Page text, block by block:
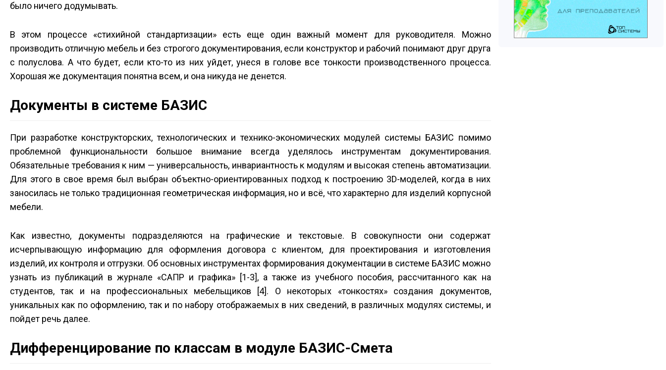
было ничего додумывать.
В этом процессе «стихийной стандартизации» есть еще один важный момент для руководителя. Можно
производить отличную мебель и без строгого документирования, если конструктор и рабочий понимают друг друга
с полуслова. А что будет, если кто-то из них уйдет, унеся в голове все тонкости производственного процесса.
Хорошая же документация понятна всем, и она никуда не денется.
Документы в системе БАЗИС
При разработке конструкторских, технологических и технико-экономических модулей системы БАЗИС помимо
проблемной функциональности большое внимание всегда уделялось инструментам документирования.
Обязательные требования к ним — универсальность, инвариантность к модулям и высокая степень автоматизации.
Для этого в свое время был выбран объектно-ориентированных подход к построению 3D-моделей, когда в них
заносилась не только традиционная геометрическая информация, но и всё, что характерно для изделий корпусной
мебели.
Как известно, документы подразделяются на графические и текстовые. В совокупности они содержат
исчерпывающую информацию для оформления договора с клиентом, для проектирования и изготовления
изделий, их контроля и отгрузки. Об основных инструментах формирования документации в системе БАЗИС можно
узнать из публикаций в журнале «САПР и графика» [1-3], а также из учебного пособия, рассчитанного как на
студентов, так и на профессиональных мебельщиков [4]. О некоторых «тонкостях» создания документов,
уникальных как по оформлению, так и по набору отображаемых в них сведений, в различных модулях системы, и
пойдет речь далее.
Дифференцирование по классам в модуле БАЗИС-Смета